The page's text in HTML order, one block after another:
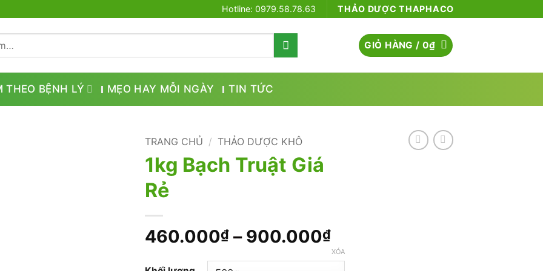
Hotline: 0979.58.78.63 THẢO DƯỢC THAPHACO
GIỎ HÀNG /0₫
THEO BỆNH LÝ MẸO HAY MỖI NGÀY TIN TỨC
TRANG CHỦ / THẢO DƯỢC KHÔ
1kg Bạch Truật Giá
Rẻ
460.000₫ – 900.000₫Khoảng
giá:
XÓA